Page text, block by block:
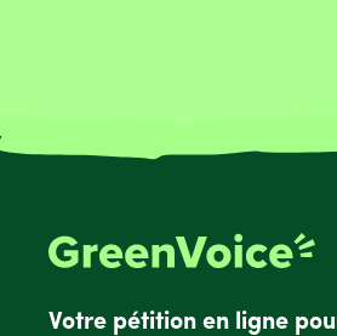
Votre pétition en ligne